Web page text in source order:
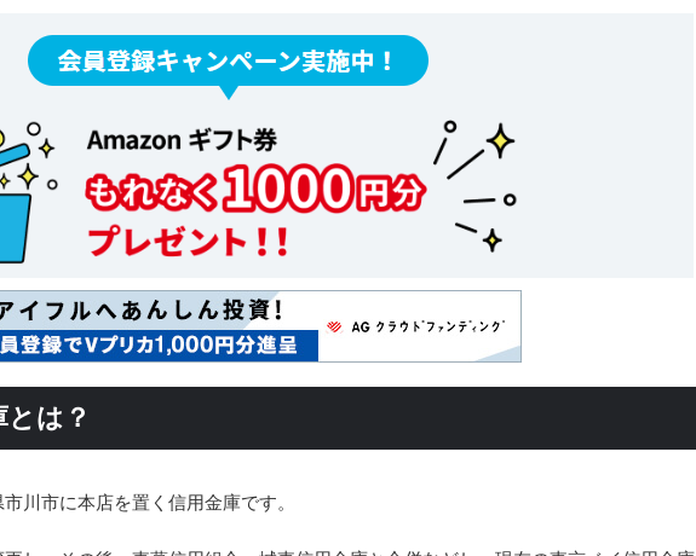
は？
川市に本店を置く信用金庫です。